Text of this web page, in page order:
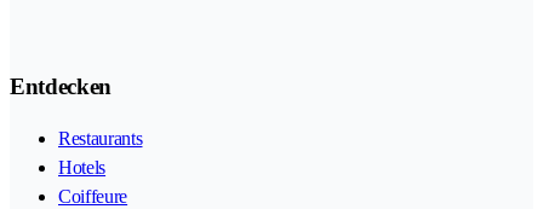
Entdecken
Restaurants
Hotels
Coiffeure